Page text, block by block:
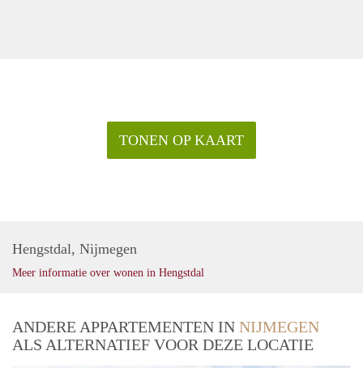
TONEN OP KAART
Hengstdal, Nijmegen
Meer informatie over wonen in Hengstdal
ANDERE APPARTEMENTEN IN NIJMEGEN
ALS ALTERNATIEF VOOR DEZE LOCATIE